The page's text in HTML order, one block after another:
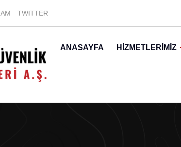
TWITTER
ANASAYFA HIZMETLERIMIZ